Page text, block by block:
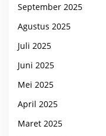
September 2025
Agustus 2025
Juli 2025
Juni 2025
Mei 2025
April 2025
Maret 2025